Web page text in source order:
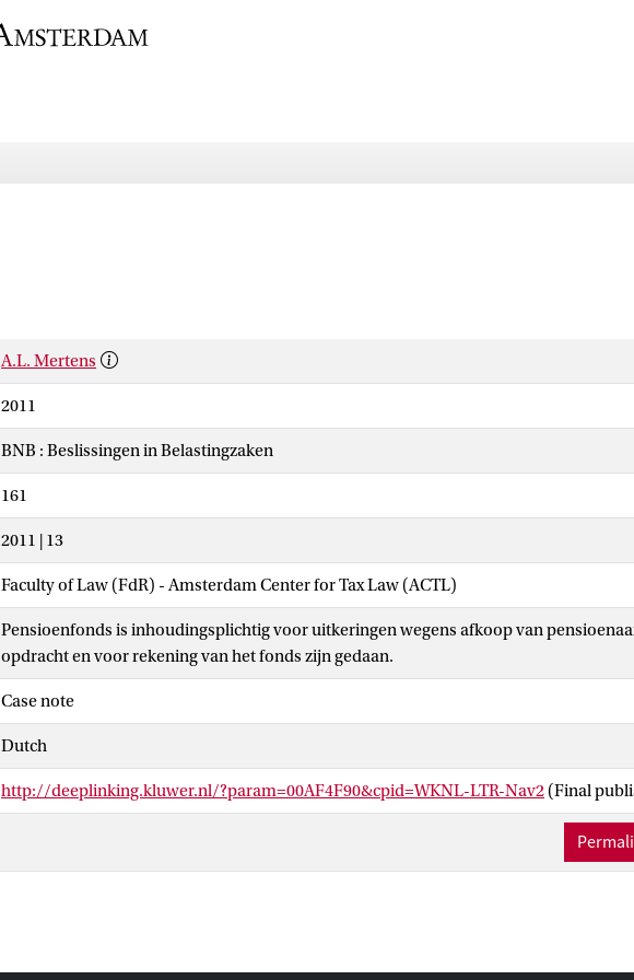
A.L. Mertens
2011
BNB : Beslissingen in Belastingzaken
161
2011 | 13
Faculty of Law (FdR) - Amsterdam Center for Tax Law (ACTL)
Pensioenfonds is inhoudingsplichtig voor uitkeringen wegens afkoop van
opdracht en voor rekening van het fonds zijn gedaan.
Case note
Dutch
http://deeplinking.kluwer.nl/?param=00AF4F90&cpid=WKNL-LTR-Nav2 (Final